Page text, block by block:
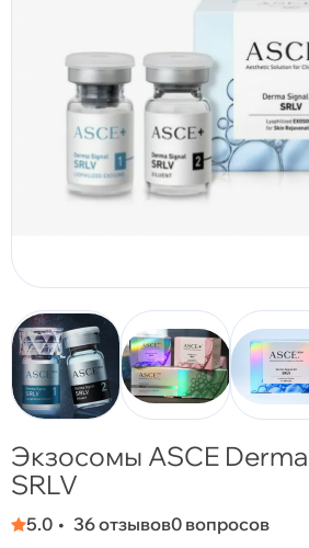
Экзосомы ASCE
SRLV
5.0 36 отзывов0 вопросов